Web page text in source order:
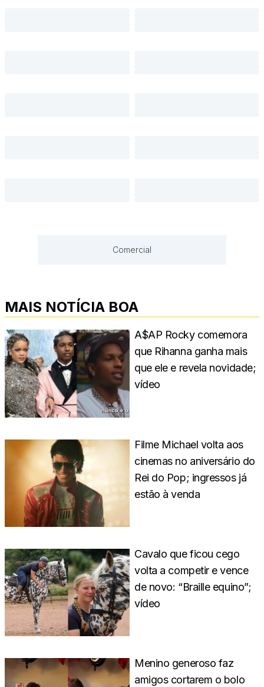
Comercial
MAIS NOTÍCIA BOA
A$AP Rocky comemora
que Rihanna ganha mais
que ele e revela novidade;
vídeo
Filme Michael volta aos
cinemas no aniversário do
Rei do Pop; ingressos já
estão à venda
Cavalo que ficou cego
volta a competir e vence
de novo: “Braille equino”;
vídeo
Menino generoso faz
amigos cortarem o bolo